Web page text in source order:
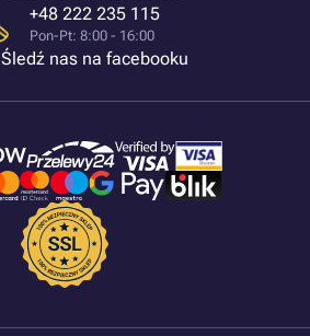
+48 222 235 115
Pon-Pt: 8:00 - 16:00
Śledź nas na facebooku